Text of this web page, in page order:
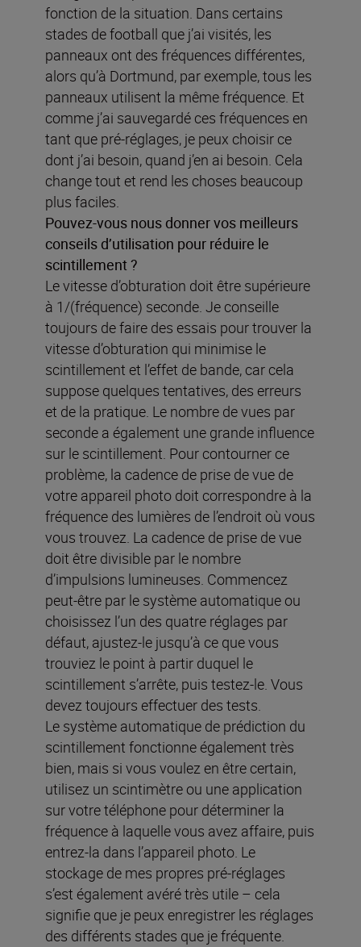
fonction de la situation. Dans certains
stades de football que j’ai visités, les
panneaux ont des fréquences différentes,
alors qu’à Dortmund, par exemple, tous les
panneaux utilisent la même fréquence. Et
comme j’ai sauvegardé ces fréquences en
tant que pré-réglages, je peux choisir ce
dont j’ai besoin, quand j’en ai besoin. Cela
change tout et rend les choses beaucoup
plus faciles.
Pouvez-vous nous donner vos meilleurs
conseils d’utilisation pour réduire le
scintillement ?
Le vitesse d’obturation doit être supérieure
à 1/(fréquence) seconde. Je conseille
toujours de faire des essais pour trouver la
vitesse d’obturation qui minimise le
scintillement et l’effet de bande, car cela
suppose quelques tentatives, des erreurs
et de la pratique. Le nombre de vues par
seconde a également une grande influence
sur le scintillement. Pour contourner ce
problème, la cadence de prise de vue de
votre appareil photo doit correspondre à la
fréquence des lumières de l’endroit où vous
vous trouvez. La cadence de prise de vue
doit être divisible par le nombre
d’impulsions lumineuses. Commencez
peut-être par le système automatique ou
choisissez l’un des quatre réglages par
défaut, ajustez-le jusqu’à ce que vous
trouviez le point à partir duquel le
scintillement s’arrête, puis testez-le. Vous
devez toujours effectuer des tests.
Le système automatique de prédiction du
scintillement fonctionne également très
bien, mais si vous voulez en être certain,
utilisez un scintimètre ou une application
sur votre téléphone pour déterminer la
fréquence à laquelle vous avez affaire, puis
entrez-la dans l’appareil photo. Le
stockage de mes propres pré-réglages
s’est également avéré très utile – cela
signifie que je peux enregistrer les réglages
des différents stades que je fréquente.